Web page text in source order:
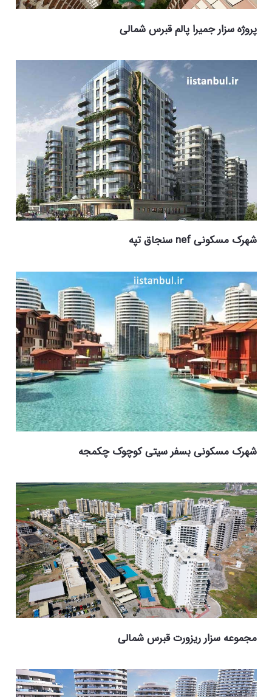
پروژه سزار جميرا پالم قبرس شمالی
شهرک مسکونی nef سنجاق تپه
شهرک مسکونی بسفر سیتی کوچوک چکمجه
مجموعه سزار ریزورت قبرس شمالی